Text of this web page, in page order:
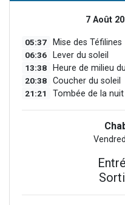
7 Août
05:37 Mise des Téfilines
06:36 Lever du soleil
13:38 Heure de milieu
20:38 Coucher du soleil
21:21 Tombée de la nuit